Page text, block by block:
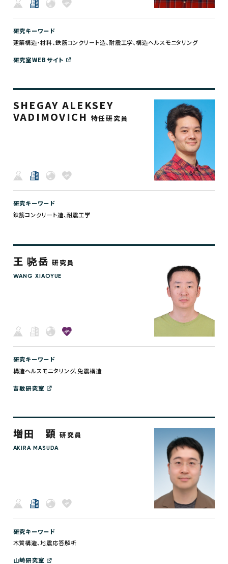
研究キーワード
建築構造・材料、鉄筋コンクリート造、耐震工学、構造ヘルスモニタリング
研究室WEBサイト
SHEGAY ALEKSEY
VADIMOVICH 特任研究員
研究キーワード
鉄筋コンクリート造、耐震工学
王 哓岳研究員
WANG XIAOYUE
研究キーワード
構造ヘルスモニタリング、免震構造
吉敷研究室
増田 顕研究員
AKIRA MASUDA
研究キーワード
木質構造、地震応答解析
山崎研究室